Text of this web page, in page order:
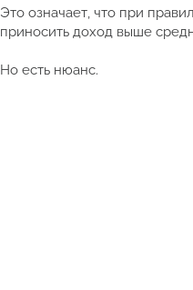
Это означает, что при
приносить доход выше
Но есть нюанс.